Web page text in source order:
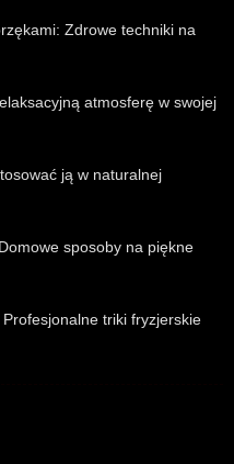
Zdrowe techniki na
atmosferę w swojej
ją w naturalnej
sposoby na piękne
triki fryzjerskie